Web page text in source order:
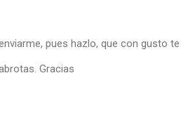
pues hazlo, que con gusto te
Gracias